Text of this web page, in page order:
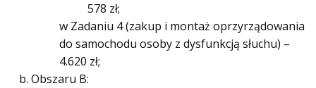
578 zł;
w Zadaniu 4 (zakup i montaż oprzyrządowania
do samochodu osoby z dysfunkcją słuchu) –
4.620 zł;
Obszaru B: